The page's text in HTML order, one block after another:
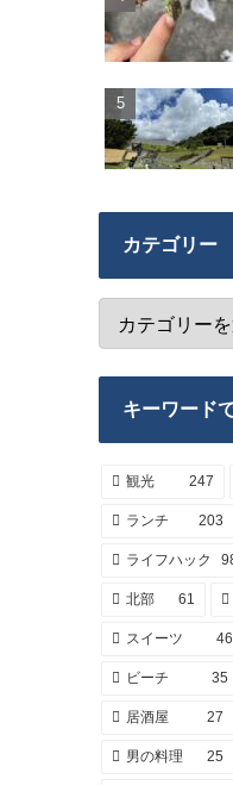
カテゴリー
キーワード
観光 247
ランチ 203
ライフハック
北部 61
スイーツ 46
ビーチ 35
居酒屋 27
男の料理 25